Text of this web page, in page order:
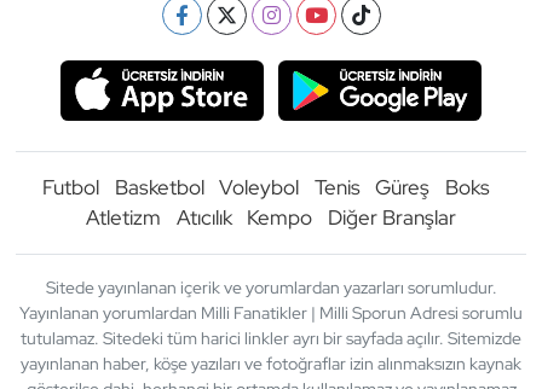
Futbol Basketbol Voleybol Tenis Güreş
Boks
Atletizm
Atıcılık Kempo Diğer Branşlar
Sitede yayınlanan içerik ve yorumlardan yazarları sorumludur.
Yayınlanan yorumlardan Milli Fanatikler | Milli Sporun Adresi sorumlu
tutulamaz. Sitedeki tüm harici linkler ayrı bir sayfada açılır. Sitemizde
yayınlanan haber, köşe yazıları ve fotoğraflar izin alınmaksızın kaynak